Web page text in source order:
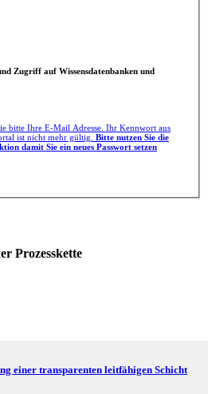
bitte Ihre E-Mail Adresse. Ihr Kennwort aus
ist nicht mehr gültig. Bitte nutzen Sie die
damit Sie ein neues Passwort setzen
Prozesskette
einer transparenten leitfähigen Schicht